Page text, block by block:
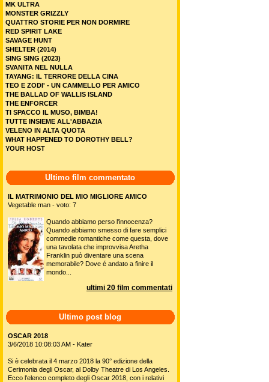
MK ULTRA
MONSTER GRIZZLY
QUATTRO STORIE PER NON DORMIRE
RED SPIRIT LAKE
SAVAGE HUNT
SHELTER (2014)
SING SING (2023)
SVANITA NEL NULLA
TAYANG: IL TERRORE DELLA CINA
TEO E ZODI' - UN CAMMELLO PER AMICO
THE BALLAD OF WALLIS ISLAND
THE ENFORCER
TI SPACCO IL MUSO, BIMBA!
TUTTE INSIEME ALL'ABBAZIA
VELENO IN ALTA QUOTA
WHAT HAPPENED TO DOROTHY BELL?
YOUR HOST
Ultimo film commentato
IL MATRIMONIO DEL MIO MIGLIORE AMICO
Vegetable man - voto: 7
Quando abbiamo perso l'innocenza?
Quando abbiamo smesso di fare semplici
commedie romantiche come questa, dove
una tavolata che improvvisa Aretha
Franklin può diventare una scena
memorabile? Dove é andato a finire il
mondo...
ultimi 20 film commentati
Ultimo post blog
OSCAR 2018
3/6/2018 10:08:03 AM - Kater
Si è celebrata il 4 marzo 2018 la 90° edizione della
Cerimonia degli Oscar, al Dolby Theatre di Los Angeles.
Ecco l'elenco completo degli Oscar 2018, con i relativi